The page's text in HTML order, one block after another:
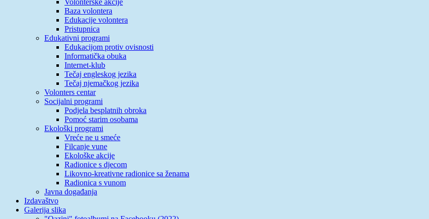
Baza volontera
Edukacije volontera
Pristupnica
Edukativni programi
Edukacijom protiv ovisnosti
Informatička obuka
Internet-klub
Tečaj engleskog jezika
Tečaj njemačkog jezika
Volonters centar
Socijalni programi
Podjela besplatnih obroka
Pomoć starim osobama
Ekološki programi
Vreće ne u smeće
Filcanje vune
Ekološke akcije
Radionice s djecom
Likovno-kreativne radionice sa ženama
Radionica s vunom
Javna događanja
Izdavaštvo
Galerija slika